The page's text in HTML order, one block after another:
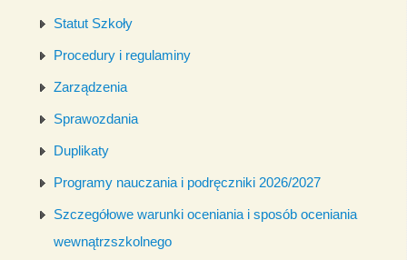
Statut Szkoły
Procedury i regulaminy
Zarządzenia
Sprawozdania
Duplikaty
Programy nauczania i podręczniki 2026/2027
Szczegółowe warunki oceniania i sposób oceniania
wewnątrzszkolnego